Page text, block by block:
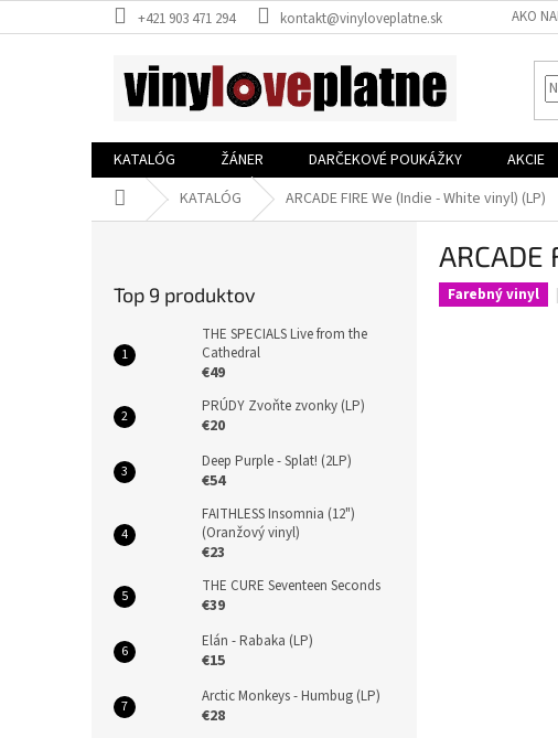
na
+421 903 471 294 kontakt@vinyloveplatne.sk AKO
KATALÓG ŽÁNER DARČEKOVÉ POUKÁŽKY AKCIE
DomovKATALÓG ARCADE FIRE We (Indie - White vinyl) (LP)
Top 9 produktov
THE SPECIALS Live from the
Cathedral
€49
PRÚDY Zvoňte zvonky (LP)
€20
Deep Purple - Splat! (2LP)
€54
FAITHLESS Insomnia (12")
(Oranžový vinyl)
€23
THE CURE Seventeen Seconds
€39
Elán - Rabaka (LP)
€15
Arctic Monkeys - Humbug (LP)
€28
Farebný vinyl